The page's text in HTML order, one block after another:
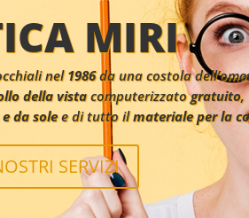
MIRI
nel1986da una costola
della vistacomputerizzatogratuito,
da solee di tutto ilmateriale per la
SERVIZI